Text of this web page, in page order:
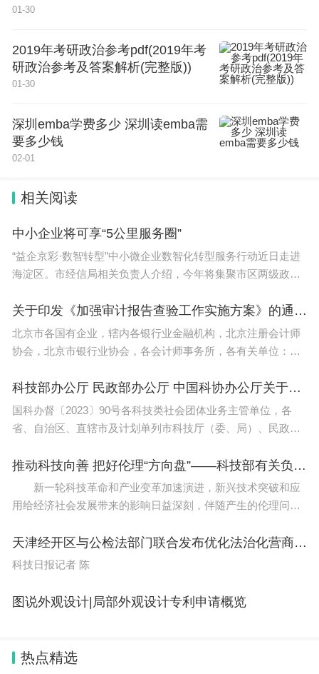
合格后，学校会为考生颁发专业合格证书。
一般来说，只有取得该院校合格证书的同学才有报考
该院校对应专业的资格，院校会在所报考考生中择优
录取。
2024年高考艺术生政策
2024年的艺术考生将面临5大变革
一.继续扩大省级统考范围：到2024年基本实现艺术
1
年起不再跨省设置校考考点，所有高校艺术类专业校
考工作均在学校所在地组织。严格控制现场校考人
三.推进分类考试、分类录取
不需要参加专业考试的艺术类专业，直接依据考生高
考文化课成绩、参考考生综合素质评价，择优录取。
业，根据高考文化课成绩和省级统考成绩按 比例
3.少数组织校考的艺术类专业，学校依据考生校考成
01-30
2019年考研政治参考pdf(2019年考
研政治参考及答案解析(完整版))
01-30
深圳emba学费多少 深圳读emba需
要多少钱
02-01
相关阅读
中小企业将可享“5公里服务圈”
“益企京彩·数智转型”中小微企业数智化转型服务行动近日走进
海淀区。市经信局相关负责人介绍，今年将集聚市区两级政府
推动广大中小企业数字化升级和高质量发
关于印发《加强审计报告查验工作实施方案》的通知（京财会〔2024〕30号）
北京市各国有企业，辖内各银行业金融机构，北京注册会计师
协会，北京市银行业协会，各会计师事务所，各有关单位：为
强财会监督工作的意见
科技部办公厅 民政部办公厅 中国科协办公厅关于开展促进科技类社会团体发挥学术自律自净作用专项行动的通知
国科办督〔2023〕90号各科技类社会团体业务主管单位，各
省、自治区、直辖市及计划单列市科技厅（委、局）、民政厅
协： 为深入学习贯彻党的二十大精神，全面
推动科技向善 把好伦理“方向盘”——科技部有关负责人解读《科技伦理审查办法（试行）》
新一轮科技革命和产业变革加速演进，新兴技术突破和应
用给经济社会发展带来的影响日益深刻，伴随产生的伦理问题
技伦理治理，完善科技伦理监
天津经开区与公检法部门联合发布优化法治化营商环境若干措施
科技日报记者 陈
图说外观设计|局部外观设计专利申请概览
热点精选